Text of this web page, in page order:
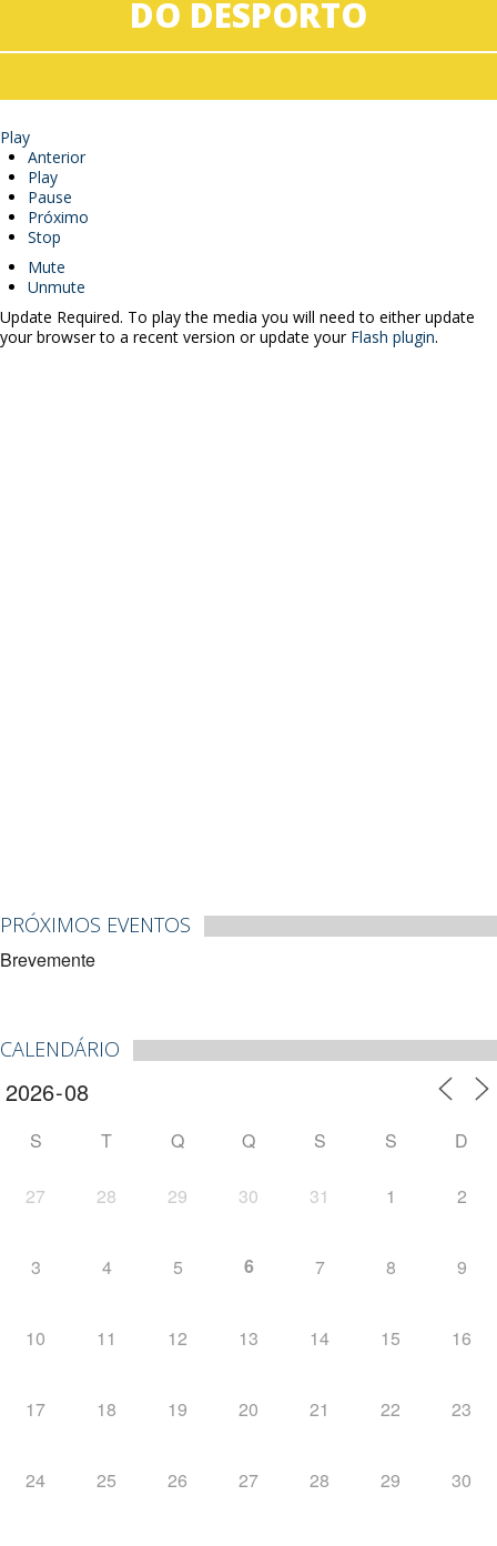
DO DESPORTO
Play
Anterior
Play
Pause
Próximo
Stop
Mute
Unmute
Update Required. To play the media you will need to either update
your browser to a recent version or update your Flash plugin.
PRÓXIMOS EVENTOS
Brevemente
CALENDÁRIO
S T Q Q S S D
27 28 29 30 31 1 2
3 4 5 6 7 8 9
10 11 12 13 14 15 16
17 18 19 20 21 22 23
24 25 26 27 28 29 30